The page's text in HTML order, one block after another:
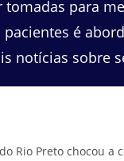
para
é
notícias sobre
do Rio Preto chocou